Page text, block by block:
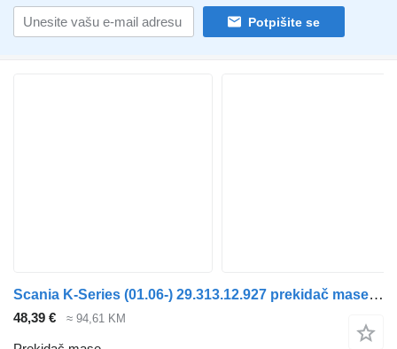
Potpišite se
Scania K-Series (01.06-) 29.313.12.927 prekidač mase za Scania K,N,F-series bus (2006-) autobusa
48,39 € ≈ 94,61 KM